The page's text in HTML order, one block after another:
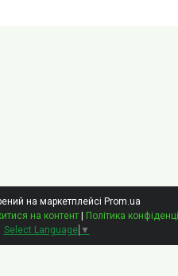
на маркетплейсі Prom.ua
на контент | Політика
Select Language ▼